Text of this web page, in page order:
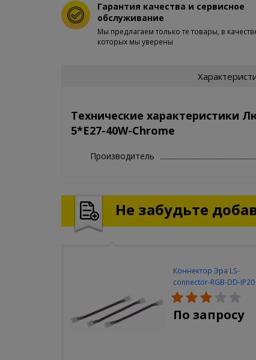
Гарантия качества и сервисное
обслуживание
Мы предлагаем только те товары, в
которых мы уверены
Технические характеристики
5*E27-40W-Chrome
Производитель
Не забудьте
Коннектор Эра LS-
connector-RGB-DD-IP20
(3шт/уп)
По запросу